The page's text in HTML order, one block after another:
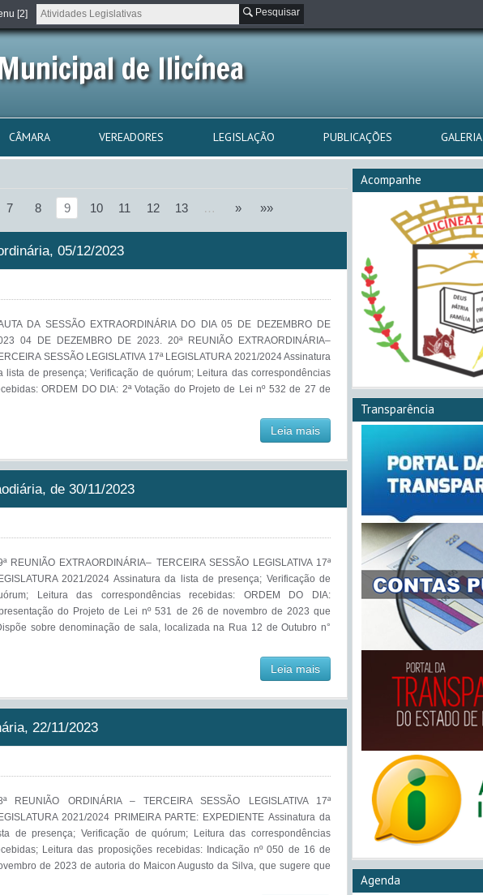
[2] Pesquisar
de Ilicínea
CÂMARA VEREADORES LEGISLAÇÃO PUBLICAÇÕES GALERIA
7 8 9 10 11 12 13 … » »»
05/12/2023
DA SESSÃO EXTRAORDINÁRIA DO DIA 05 DE DEZEMBRO DE
04 DE DEZEMBRO DE 2023. 20ª REUNIÃO EXTRAORDINÁRIA–
SESSÃO LEGISLATIVA 17ª LEGISLATURA 2021/2024 Assinatura
lista de presença; Verificação de quórum; Leitura das correspondências
ORDEM DO DIA: 2ª Votação do Projeto de Lei nº 532 de 27 de
Leia mais
de 30/11/2023
REUNIÃO EXTRAORDINÁRIA– TERCEIRA SESSÃO LEGISLATIVA 17ª
2021/2024 Assinatura da lista de presença; Verificação de
Leitura das correspondências recebidas: ORDEM DO DIA:
do Projeto de Lei nº 531 de 26 de novembro de 2023 que
sobre denominação de sala, localizada na Rua 12 de Outubro n°
Leia mais
22/11/2023
REUNIÃO ORDINÁRIA – TERCEIRA SESSÃO LEGISLATIVA 17ª
2021/2024 PRIMEIRA PARTE: EXPEDIENTE Assinatura da
de presença; Verificação de quórum; Leitura das correspondências
Leitura das proposições recebidas: Indicação nº 050 de 16 de
de 2023 de autoria do Maicon Augusto da Silva, que sugere que
Acompanhe
Transparência
Agenda